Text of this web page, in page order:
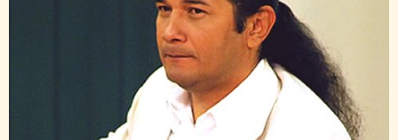
venezolanos tranquilidad. Vea exactamente lo que Dos
Santos escribió en su cuenta oficial en Twitter:
Reportan cierre de frontera colombo-venezolana a la altura